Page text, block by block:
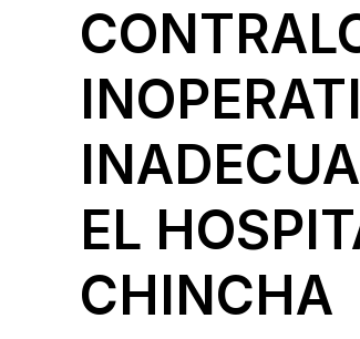
EL
CHINCHA